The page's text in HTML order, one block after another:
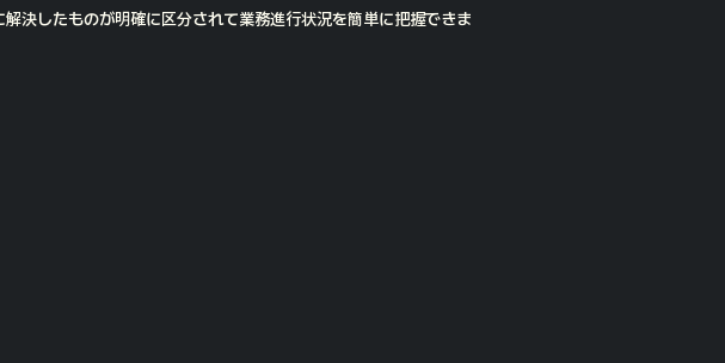
解決したものが明確に区分されて業務進行状況を簡単に把握できま